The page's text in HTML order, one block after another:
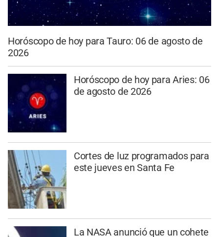
Horóscopo de hoy para Tauro: 06 de agosto de
2026
Horóscopo de hoy para Aries: 06
de agosto de 2026
Cortes de luz programados para
este jueves en Santa Fe
La NASA anunció que un cohete